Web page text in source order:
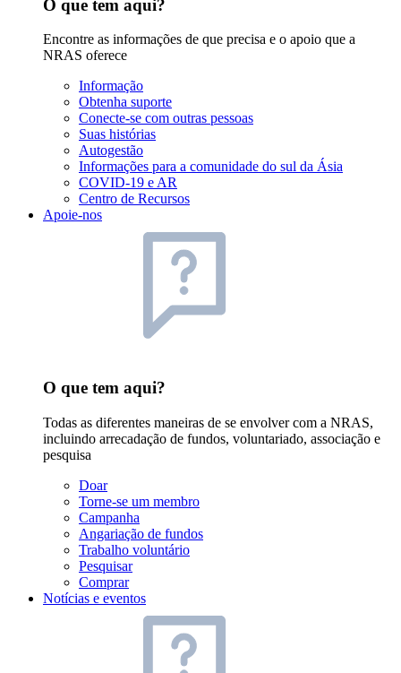
O que tem aqui?
Encontre as informações de que precisa e o apoio que a
NRAS oferece
Informação
Obtenha suporte
Conecte-se com outras pessoas
Suas histórias
Autogestão
Informações para a comunidade do sul da Ásia
COVID-19 e AR
Centro de Recursos
Apoie-nos
O que tem aqui?
Todas as diferentes maneiras de se envolver com a NRAS,
incluindo arrecadação de fundos, voluntariado, associação e
pesquisa
Doar
Torne-se um membro
Campanha
Angariação de fundos
Trabalho voluntário
Pesquisar
Comprar
Notícias e eventos